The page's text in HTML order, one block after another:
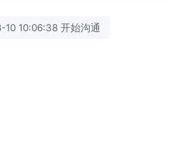
10 10:06:38 开始沟通